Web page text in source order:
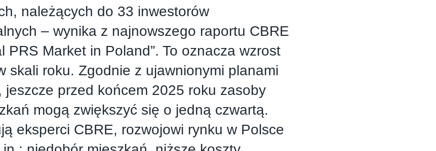
należących do 33 inwestorów
– wynika z najnowszego raportu CBRE
PRS Market in Poland”. To oznacza wzrost
skali roku. Zgodnie z ujawnionymi planami
jeszcze przed końcem 2025 roku zasoby
mogą zwiększyć się o jedną czwartą.
eksperci CBRE, rozwojowi rynku w Polsce